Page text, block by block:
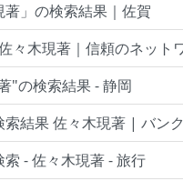
著」の検索結果｜佐賀
々木現著｜信頼のネット
"の検索結果 - 静岡
索結果 佐々木現著 | バンク
- 佐々木現著 - 旅行